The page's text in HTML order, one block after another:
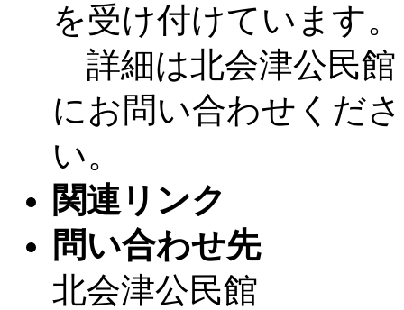
を受け付けています。
詳細は北会津公民館
にお問い合わせくださ
い。
関連リンク
問い合わせ先
北会津公民館